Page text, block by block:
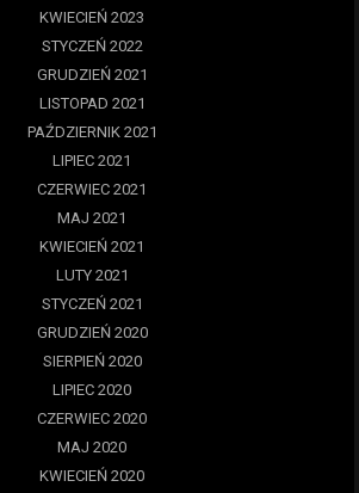
KWIECIEŃ 2023
STYCZEŃ 2022
GRUDZIEŃ 2021
LISTOPAD 2021
PAŹDZIERNIK 2021
LIPIEC 2021
CZERWIEC 2021
MAJ 2021
KWIECIEŃ 2021
LUTY 2021
STYCZEŃ 2021
GRUDZIEŃ 2020
SIERPIEŃ 2020
LIPIEC 2020
CZERWIEC 2020
MAJ 2020
KWIECIEŃ 2020